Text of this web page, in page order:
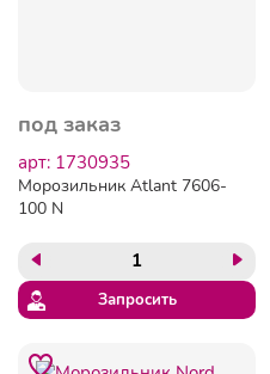
под заказ
арт: 1730935
Морозильник Atlant 7606-
100 N
Запросить